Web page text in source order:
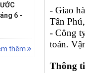
6 -
thêm
- Giao
Tân
- Công
toán.
Thông